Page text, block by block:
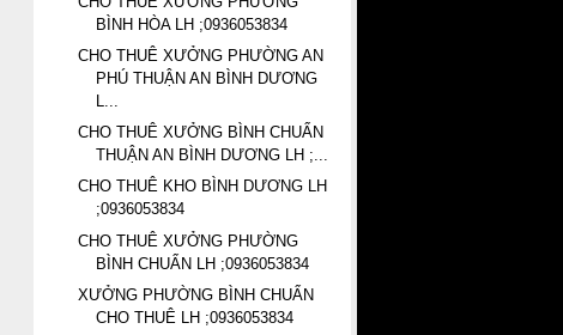
BÌNH HÒA LH ;0936053834
CHO THUÊ XƯỞNG PHƯỜNG AN
PHÚ THUẬN AN BÌNH DƯƠNG
CHO THUÊ XƯỞNG BÌNH CHUẨN
THUẬN AN BÌNH DƯƠNG LH ;...
CHO THUÊ KHO BÌNH DƯƠNG LH
;0936053834
CHO THUÊ XƯỞNG PHƯỜNG
BÌNH CHUẨN LH ;0936053834
XƯỞNG PHƯỜNG BÌNH CHUẨN
CHO THUÊ LH ;0936053834